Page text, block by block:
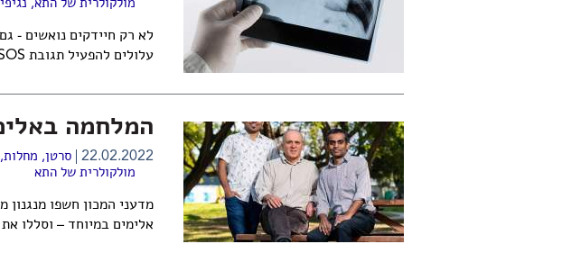
מולקולרית של התא,
לא רק חיידקים נואשים -
עלולים להפעיל תגובת SOS ולפתח עמידות לתרופות
המלחמה
22.02.2022 סרטן,
מולקולרית של התא
מדעני המכון חשפו מנגנון
אלימים במיוחד – וסללו